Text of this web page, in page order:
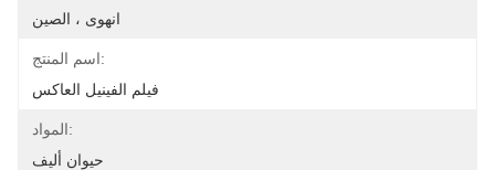
انهوى ، الصين
اسم المنتج:
فيلم الفينيل العاكس
المواد:
حيوان أليف